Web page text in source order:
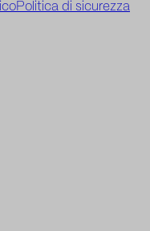
Politica di sicurezza